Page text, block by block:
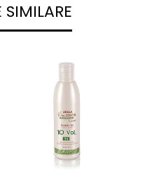
SIMILARE